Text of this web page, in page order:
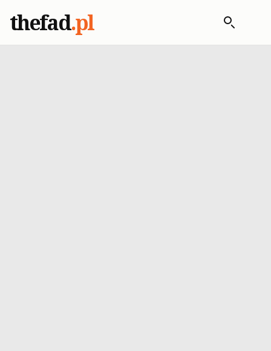
thefad.pl